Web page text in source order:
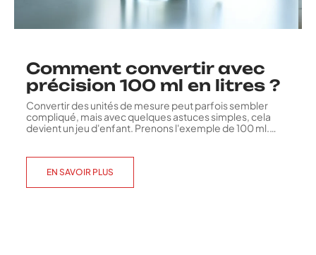
Comment convertir avec
précision 100 ml en litres ?
Convertir des unités de mesure peut parfois sembler
compliqué, mais avec quelques astuces simples, cela
devient un jeu d'enfant. Prenons l'exemple de 100 ml.…
EN SAVOIR PLUS